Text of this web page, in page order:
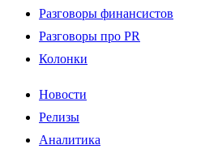
Разговоры финансистов
Разговоры про PR
Колонки
Новости
Релизы
Аналитика